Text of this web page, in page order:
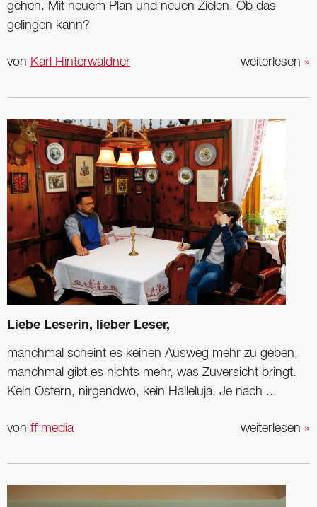
gehen. Mit neuem Plan und neuen Zielen. Ob das
gelingen kann?
weiterlesen »
von Karl Hinterwaldner
Liebe Leserin, lieber Leser,
manchmal scheint es keinen Ausweg mehr zu geben,
manchmal gibt es nichts mehr, was Zuversicht bringt.
Kein Ostern, nirgendwo, kein Halleluja. Je nach ...
weiterlesen »
von ff media